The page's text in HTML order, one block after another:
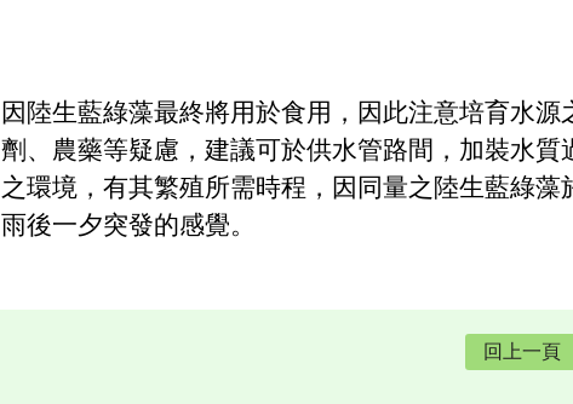
因陸生藍綠藻最終將用於食用，因此注意培育水
劑、農藥等疑慮，建議可於供水管路間，加裝水
之環境，有其繁殖所需時程，因同量之陸生藍綠
雨後一夕突發的感覺。
回上一頁